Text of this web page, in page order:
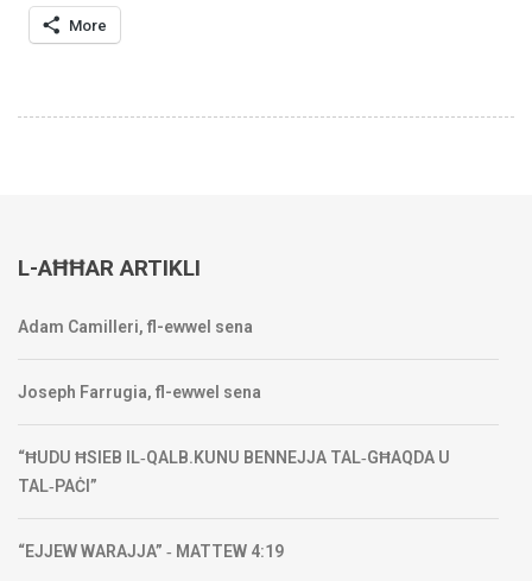
More
L-AĦĦAR ARTIKLI
Adam Camilleri, fl-ewwel sena
Joseph Farrugia, fl-ewwel sena
“ĦUDU ĦSIEB IL‑QALB.KUNU BENNEJJA TAL‑GĦAQDA U
TAL‑PAĊI”
“EJJEW WARAJJA” ‑ MATTEW 4:19